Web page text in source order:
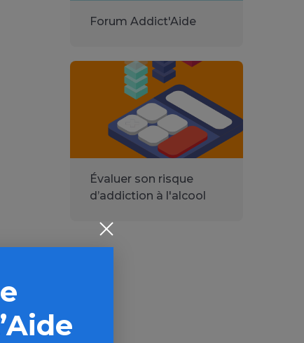
Forum Addict'Aide
Évaluer son risque
d’addiction à l'alcool